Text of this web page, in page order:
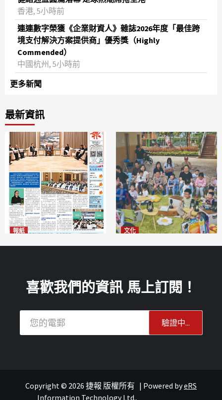
香港, 5小時前
連連數字榮獲《企業財資人》雜誌2026年度「最佳跨
境支付解決方案提供商」優秀獎（Highly
Commended）
中國杭州, 5小時前
更多新聞
最新資訊
報紙 文化
旅遊
喜歡我們的資訊 馬上訂閱！
Copyright © 2026 捷報 版權所有 | Powered byeRS
Information Technology Ltd..